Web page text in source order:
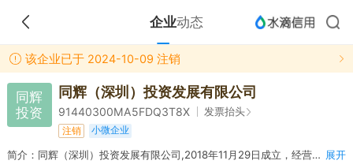
企业动态
该企业已于 2024-10-09 注销
同辉
投资
同辉（深圳）投资发展有限公司
91440300MA5FDQ3T8X 发票抬头
注销 小微企业
简介：同辉（深圳）投资发展有限公司,2018年11月29日成立，经营范围包括投资房地产项目；房地产经纪；物业管理；自有物业租赁；厂房、写字楼室内外装饰、装修与设计；园林绿化工程的施工与维护。国内贸易。^ 展开